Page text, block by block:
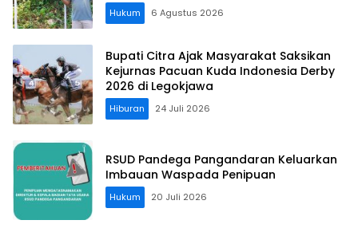
Hukum 6 Agustus 2026
Bupati Citra Ajak Masyarakat Saksikan
Kejurnas Pacuan Kuda Indonesia Derby
2026 di Legokjawa
Hiburan 24 Juli 2026
RSUD Pandega Pangandaran Keluarkan
Imbauan Waspada Penipuan
Hukum 20 Juli 2026